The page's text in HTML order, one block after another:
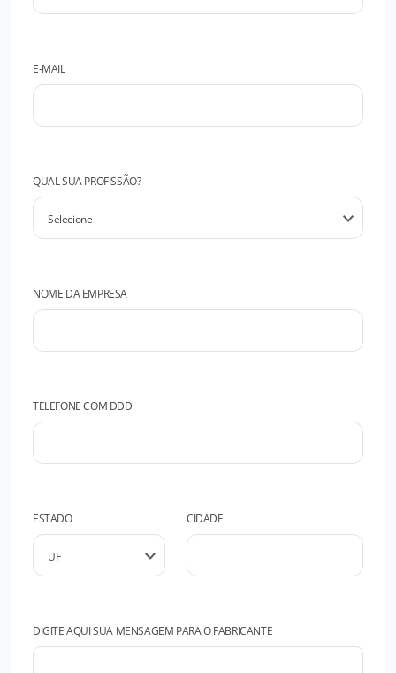
E-MAIL
QUAL SUA PROFISSÃO?
NOME DA EMPRESA
TELEFONE COM DDD
ESTADO CIDADE
DIGITE AQUI SUA MENSAGEM PARA O FABRICANTE